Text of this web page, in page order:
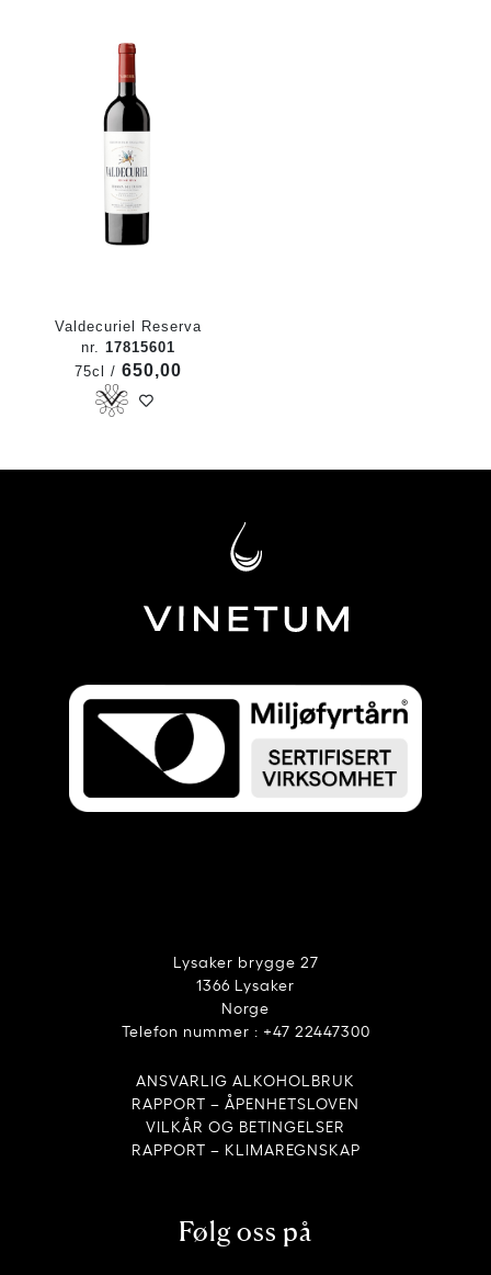
Valdecuriel Reserva
nr. 17815601
75cl / 650,00
Lysaker brygge 27
1366 Lysaker
Norge
Telefon nummer : +47 22447300
ANSVARLIG ALKOHOLBRUK
RAPPORT – ÅPENHETSLOVEN
VILKÅR OG BETINGELSER
RAPPORT – KLIMAREGNSKAP
Følg oss på